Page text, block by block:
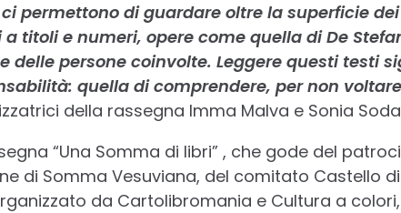
ci permettono di guardare oltre la superficie
a titoli e numeri, opere come quella di De
delle persone coinvolte. Leggere questi testi
quella di comprendere, per non
della rassegna Imma Malva e Sonia
“Una Somma di libri” , che gode del
di Somma Vesuviana, del comitato Castello
da Cartolibromania e Cultura a